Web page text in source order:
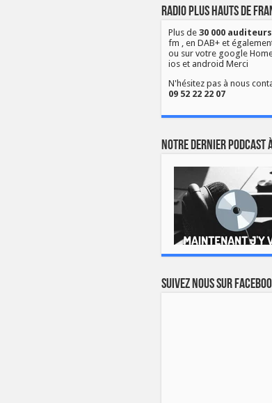
Radio Plus Hauts de
Plus de 30 000 auditeurs
fm , en DAB+ et
ou sur votre google
ios et android Merci
N'hésitez pas à nous
09 52 22 22 07
Notre dernier podcast
Suivez nous sur